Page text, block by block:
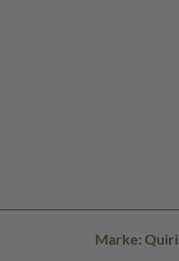
Marke: